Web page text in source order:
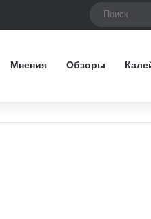
Мнения Обзоры